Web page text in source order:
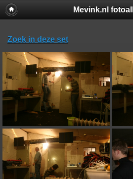
Mevink.nl
Zoek in deze set